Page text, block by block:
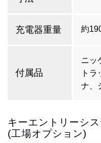
充電器重量 約
付属品
ニッ
ト
ナ、
キーエントリーシ
(工場オプション)